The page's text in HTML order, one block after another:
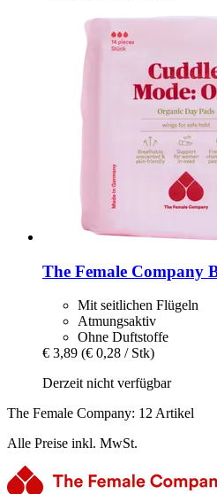
The Female Company
Mit seitlichen Flügeln
Atmungsaktiv
Ohne Duftstoffe
€ 3,89 (€ 0,28 / Stk)
Derzeit nicht verfügbar
The Female Company: 12 Artikel
Alle Preise inkl. MwSt.